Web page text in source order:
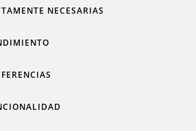
Podcast
NECESARIAS